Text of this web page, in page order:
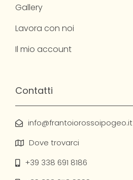
Gallery
Lavora con noi
Il mio account
Contatti
info@frantoiorossoipogeo.it
Dove trovarci
+39 338 691 8186